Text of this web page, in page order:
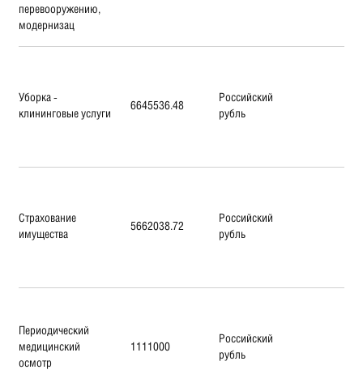
перевооружению,
модернизац
Уборка -
клининговые услуги
6645536.48
Российский
рубль
Страхование
имущества
5662038.72
Российский
рубль
Периодический
медицинский
осмотр
1111000
Российский
рубль